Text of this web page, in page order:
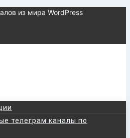
из мира WordPress
телеграм каналы по